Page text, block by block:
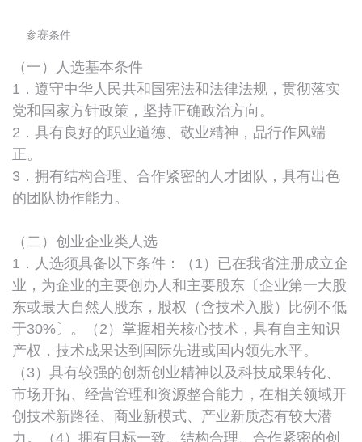
参赛条件
（一）人选基本条件
1．遵守中华人民共和国宪法和法律法规，贯彻落实
党和国家方针政策，坚持正确政治方向。
2．具有良好的职业道德、敬业精神，品行作风端
正。
3．拥有结构合理、合作紧密的人才团队，具有出色
的团队协作能力。
（二）创业企业类人选
1．人选须具备以下条件：（1）已在我省注册成立企
业，为企业的主要创办人和主要股东〔企业第一大股
东或最大自然人股东，股权（含技术入股）比例不低
于30%〕。（2）掌握相关核心技术，具有自主知识
产权，技术成果达到国际先进或国内领先水平。
（3）具有较强的创新创业精神以及科技成果转化、
市场开拓、经营管理和资源整合能力，在相关领域开
创技术新路径、商业新模式、产业新质态有较大潜
力。（4）拥有目标一致、结构合理、合作紧密的创